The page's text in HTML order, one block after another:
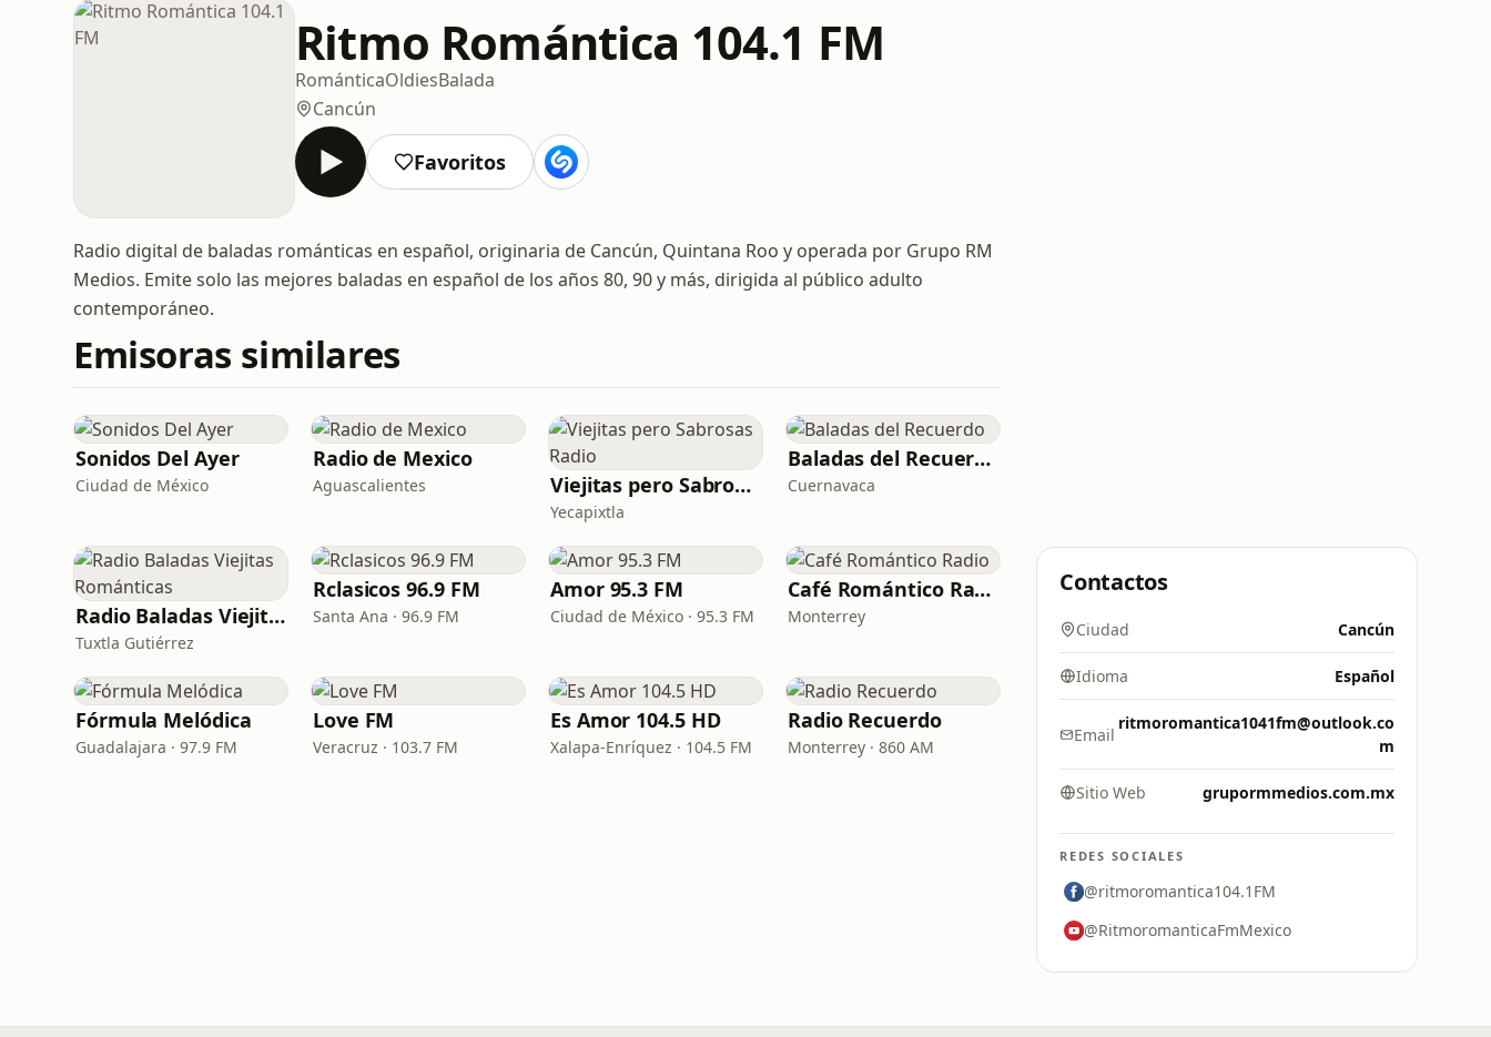
Ritmo Romántica 104.1 FM
RománticaOldiesBalada
Cancún
Favoritos
Radio digital de baladas románticas en español, originaria de Cancún, Quintana Roo y operada por Grupo RM
Medios. Emite solo las mejores baladas en español de los años 80, 90 y más, dirigida al público adulto
contemporáneo.
Emisoras similares
Sonidos Del Ayer
Ciudad de México
Radio de Mexico
Aguascalientes Viejitas pero Sabrosas Radio
Yecapixtla
Baladas del Recuerdo
Cuernavaca
Radio Baladas Viejitas Románticas
Tuxtla Gutiérrez
Rclasicos 96.9 FM
Santa Ana · 96.9 FM
Amor 95.3 FM
Ciudad de México · 95.3 FM
Café Romántico Radio
Monterrey
Fórmula Melódica
Guadalajara · 97.9 FM
Love FM
Veracruz · 103.7 FM
Es Amor 104.5 HD
Xalapa-Enríquez · 104.5 FM
Radio Recuerdo
Monterrey · 860 AM
Contactos
Ciudad Cancún
Idioma Español
Email
ritmoromantica1041fm@outlook.co
m
Sitio Web grupormmedios.com.mx
REDES SOCIALES
@ritmoromantica104.1FM
@RitmoromanticaFmMexico